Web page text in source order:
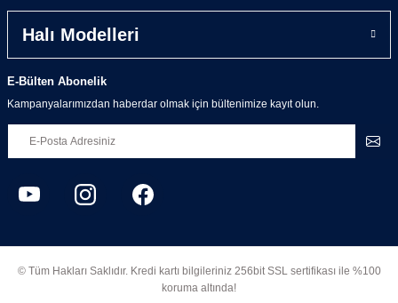
Halı Modelleri
E-Bülten Abonelik
Kampanyalarımızdan haberdar olmak için bültenimize kayıt olun.
© Tüm Hakları Saklıdır. Kredi kartı bilgileriniz 256bit SSL sertifikası ile %100
koruma altında!